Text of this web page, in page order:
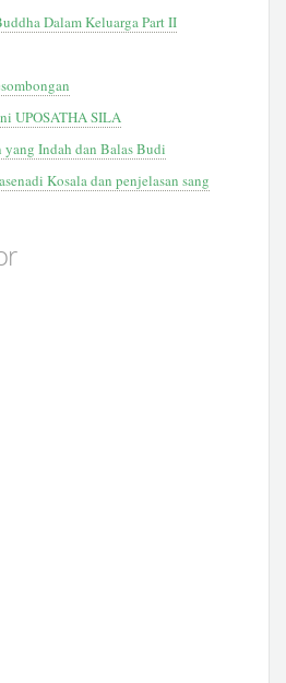
Dalam Keluarga Part II
UPOSATHA SILA
yang Indah dan Balas Budi
Kosala dan penjelasan sang